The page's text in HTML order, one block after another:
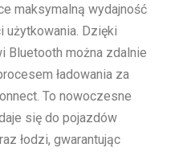
maksymalną wydajność
użytkowania. Dzięki
Bluetooth można zdalnie
ładowania za
To nowoczesne
się do pojazdów
łodzi, gwarantując